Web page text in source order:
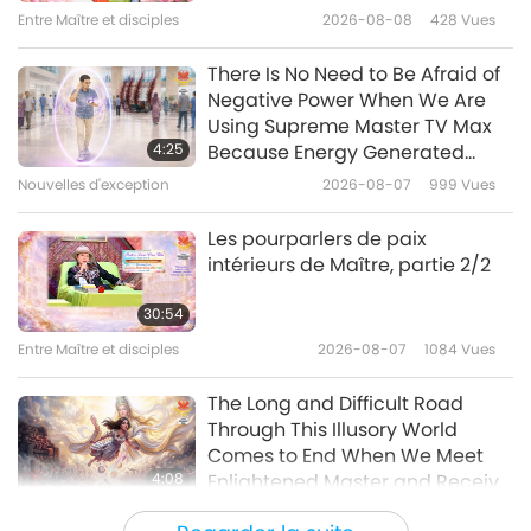
24:34
esthétiques
22:02
Entrer dans la Nouvelle ère
d’Amour
esthétiques
18:39
Musique coréenne – le
esthétiques
Entre Maître et disciples 2026-08-08 428 Vues
4:25
There Is No Need to Be Afraid of
Negative Power When We Are
Using Supreme Master TV Max
Because Energy Generated
from It Is Far More Powerful than
Nouvelles d'exception 2026-08-07 999 Vues
30:54
Les pourparlers de paix
intérieurs de Maître, partie 2/2
Entre Maître et disciples 2026-08-07 1084 Vues
4:08
The Long and Difficult Road
Through This Illusory World
Comes to End When We Meet
Enlightened Master and Receive
Initiation
Nouvelles d'exception 2026-08-06